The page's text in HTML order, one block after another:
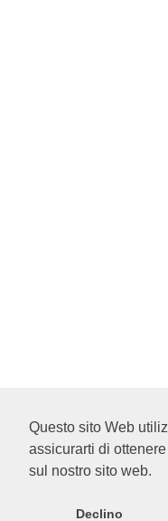
Questo sito Web
assicurarti di
sul nostro sito web.
Declino